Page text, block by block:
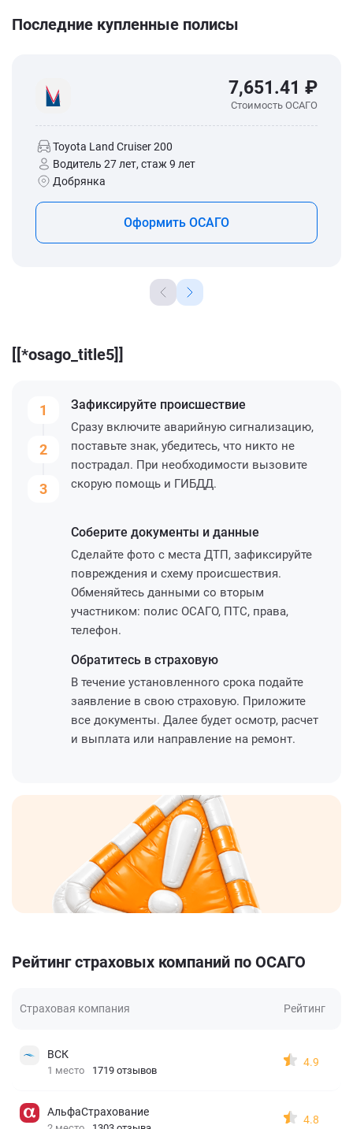
Последние купленные полисы
7,651.41 ₽
Стоимость ОСАГО
Toyota Land Cruiser 200
Водитель 27 лет, стаж 9 лет
Добрянка
Оформить ОСАГО
[[*osago_title5]]
1
2
3
Зафиксируйте происшествие
Сразу включите аварийную сигнализацию,
поставьте знак, убедитесь, что никто не
пострадал. При необходимости вызовите
скорую помощь и ГИБДД.
Соберите документы и данные
Сделайте фото с места ДТП, зафиксируйте
повреждения и схему происшествия.
Обменяйтесь данными со вторым
участником: полис ОСАГО, ПТС, права,
телефон.
Обратитесь в страховую
В течение установленного срока подайте
заявление в свою страховую. Приложите
все документы. Далее будет осмотр, расчет
и выплата или направление на ремонт.
Рейтинг страховых компаний по ОСАГО
Страховая компания Рейтинг
ВСК
1 место 1719 отзывов
4.9
АльфаСтрахование
4.8